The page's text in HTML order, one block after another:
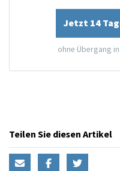
Jetzt 14
ohne Übergang
Teilen Sie diesen Artikel